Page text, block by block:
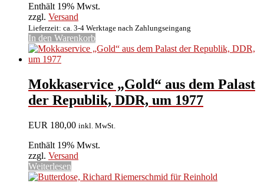
Enthält 19% Mwst.
zzgl. Versand
Lieferzeit: ca. 3-4 Werktage nach Zahlungseingang
In den Warenkorb
Mokkaservice „Gold“ aus dem Palast
der Republik, DDR, um 1977
EUR 180,00 inkl. MwSt.
Enthält 19% Mwst.
zzgl. Versand
Weiterlesen